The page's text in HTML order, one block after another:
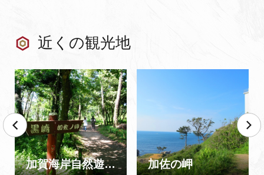
近くの観光地
加賀海岸自然遊歩道 加佐の岬